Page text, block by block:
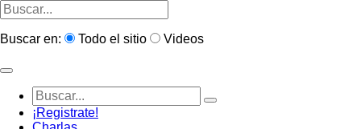
Buscar en: Todo el sitio Videos
¡Registrate!